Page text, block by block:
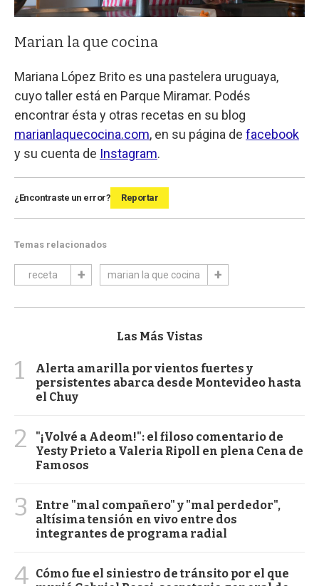
Marian la que cocina
Mariana López Brito es una pastelera uruguaya,
cuyo taller está en Parque Miramar. Podés
encontrar ésta y otras recetas en su blog
marianlaquecocina.com, en su página de facebook
y su cuenta de Instagram.
¿Encontraste un error? Reportar
Temas relacionados
receta marian la que cocina
Las Más Vistas
1
Alerta amarilla por vientos fuertes y
persistentes abarca desde Montevideo hasta
el Chuy
2
"¡Volvé a Adeom!": el filoso comentario de
Yesty Prieto a Valeria Ripoll en plena Cena de
Famosos
3
Entre "mal compañero" y "mal perdedor",
altísima tensión en vivo entre dos
integrantes de programa radial
4 Cómo fue el siniestro de tránsito por el que